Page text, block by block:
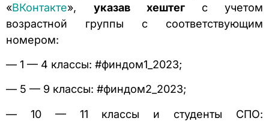
«ВКонтакте», указав хештег с учетом
возрастной группы с соответствующим
номером:
— 1 — 4 классы: #финдом1_2023;
— 5 — 9 классы: #финдом2_2023;
— 10 — 11 классы и студенты СПО: